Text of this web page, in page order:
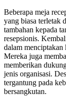
Beberapa meja
yang biasa terletak
tambahan kepada
resepsionis.
dalam menciptakan
Mereka juga
memberikan
jenis organisasi.
tergantung pada
bersangkutan.